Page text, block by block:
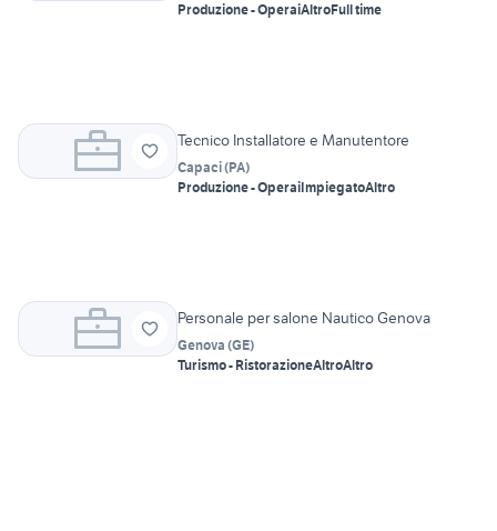
Produzione - OperaiAltroFull time
Tecnico Installatore e Manutentore
Capaci(PA)
Produzione - OperaiImpiegatoAltro
Personale per salone Nautico Genova
Genova (GE)
Turismo - RistorazioneAltroAltro